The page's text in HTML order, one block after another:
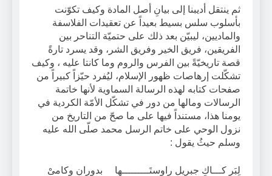
ثم ينتقل أديبنا إلى بيانِ أصل المادة وكيف تكوّنت
بأسلوب سلس بسيط بعيداً عن تعقيدات الفلاسفة
والماديين، ليبيّن بعد ذلك على حتميّة التناحر بين
الفريقين، فريق الخير وفريق الشر، وقد يسرد تارةً
قصة تاريخيّةً بين الفرس والروم وما كانتا عليه ، وكيف
تشكّلت إرهاصات ظهور الإسلام، ليُفرد حيّزاً كبيراً من
صفحات كتابه لهذه الرسالة السماوية لأنها خاتمة
الرسالات ومالها من دور في تشكّل الأمّة الكردية في
يومنا هذا، مستنداً فيها على ما صحّ من التاريخ من
نزول الوحي على خاتم الرسل محمد صلّى الله عليه
وسلم حيثُ يقول :
لِبَر كـــاكِ جبريل راوستَـــــــــها بدوران وكامىْ